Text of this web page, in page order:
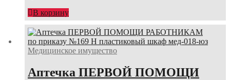
В корзину
Медицинское имущество
Аптечка ПЕРВОЙ ПОМОЩИ